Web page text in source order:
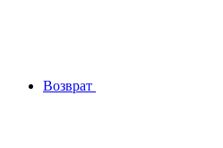
Возврат